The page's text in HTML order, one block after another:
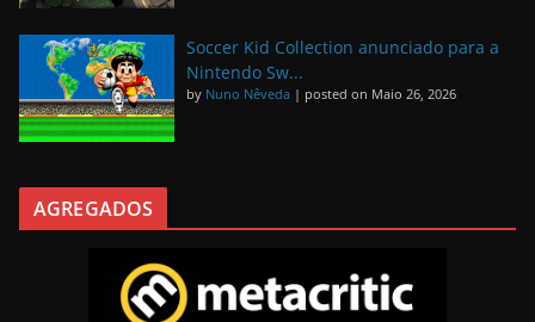
Soccer Kid Collection anunciado para a
Nintendo Sw...
by Nuno Nêveda | posted on Maio 26, 2026
AGREGADOS